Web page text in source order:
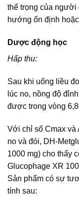
thể trọng của người
hướng ổn định
Dược động học
Hấp thu:
Sau khi uống liều
lúc no, nồng độ
được trong vòng
Với chỉ số Cmax
no và đói, DH-
1000 mg) cho thấy
Glucophage XR
Sản phẩm có sự
tính sau: